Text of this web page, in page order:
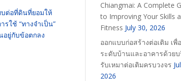
บต่อที่ดินที่ยอมให้
ใช้ “ทางจำเป็น”
อยู่กับข้อตกลง
Chiangmai: A Complete
to Improving Your Skills
Fitness July 30, 2026
ออกแบบก่อสร้างต่อเติม เพื่
ระดับบ้านและอาคารด้วยบ
รับเหมาต่อเติมครบวงจร
2026